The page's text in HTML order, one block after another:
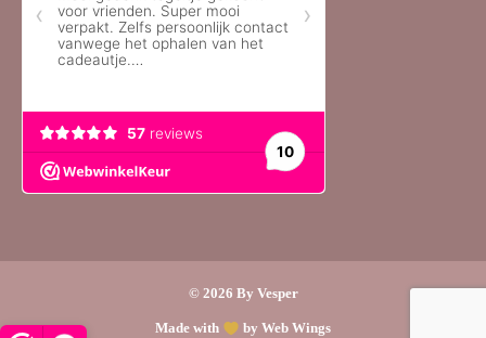
© 2026 By Vesper
Made with by Web Wings